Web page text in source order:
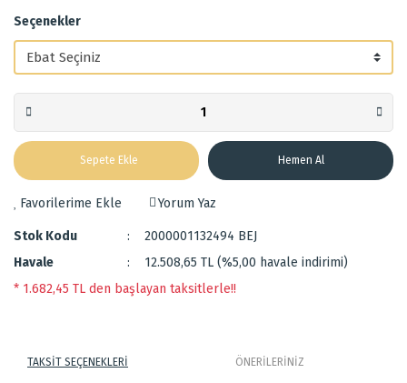
Seçenekler
Sepete Ekle Hemen Al
Yorum Yaz
Stok Kodu
2000001132494 BEJ
Havale
12.508,65 TL (%5,00 havale indirimi)
* 1.682,45 TL den başlayan taksitlerle!!
TAKSİT SEÇENEKLERİ ÖNERİLERİNİZ